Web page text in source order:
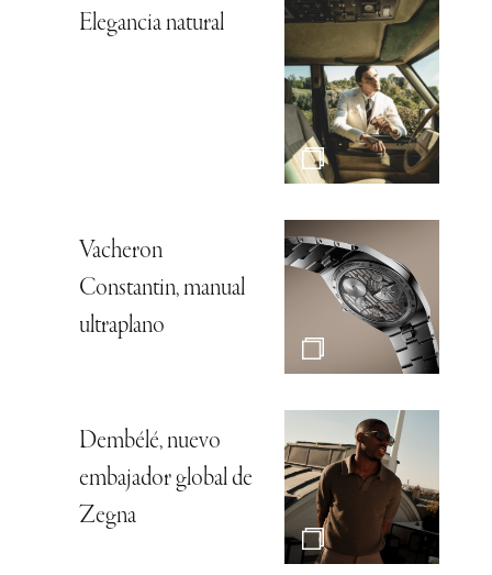
Elegancia natural
Vacheron
Constantin, manual
ultraplano
Dembélé, nuevo
embajador global de
Zegna